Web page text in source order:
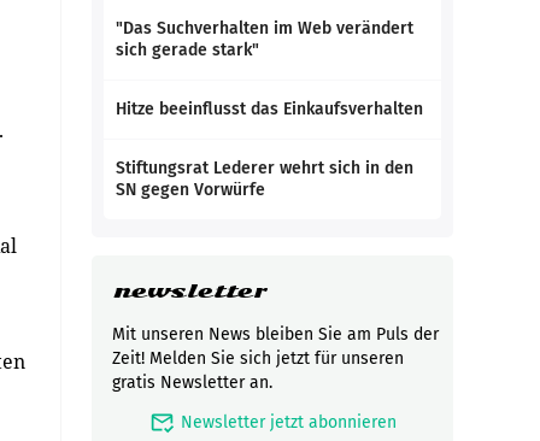
"Das Suchverhalten im Web verändert
sich gerade stark"
Hitze beeinflusst das Einkaufsverhalten
Stiftungsrat Lederer wehrt sich in den
SN gegen Vorwürfe
newsletter
Mit unseren News bleiben Sie am Puls der
Zeit! Melden Sie sich jetzt für unseren
gratis Newsletter an.
mark_email_read Newsletter jetzt abonnieren